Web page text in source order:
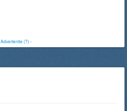
Advertentie (?)-